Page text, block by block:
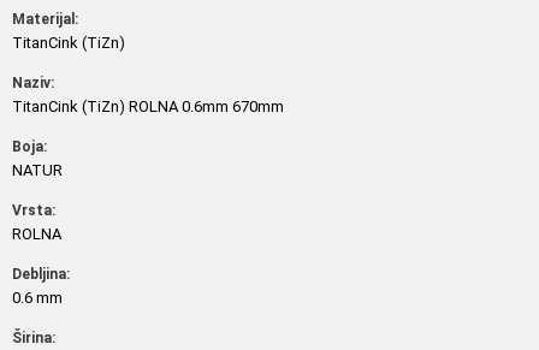
Materijal:
TitanCink (TiZn)
Naziv:
TitanCink (TiZn) ROLNA 0.6mm 670mm
Boja:
NATUR
Vrsta:
ROLNA
Debljina:
0.6 mm
Širina: